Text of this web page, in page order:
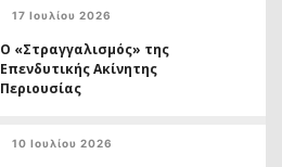
δικαστικής προστασίας
17 Ιουλίου 2026
Ο «Στραγγαλισμός» της
Επενδυτικής Ακίνητης
Περιουσίας
10 Ιουλίου 2026